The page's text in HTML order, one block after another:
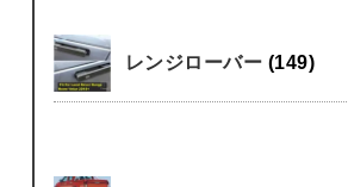
レンジローバー (149)